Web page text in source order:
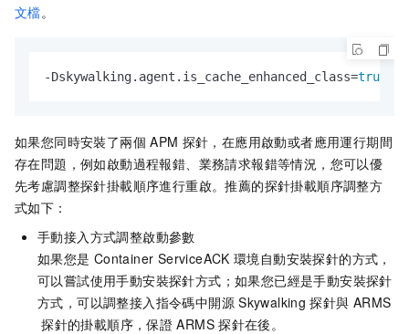
文檔。
-Dskywalking.agent.is_cache_enhanced_class=true
如果您同時安裝了兩個 APM 探針，在應用啟動或者應用運行期間
存在問題，例如啟動過程報錯、業務請求報錯等情況，您可以優
先考慮調整探針掛載順序進行重啟。推薦的探針掛載順序調整方
式如下：
手動接入方式調整啟動參數
如果您是 Container ServiceACK 環境自動安裝探針的方式，
可以嘗試使用手動安裝探針方式；如果您已經是手動安裝探針
方式，可以調整接入指令碼中開源 Skywalking 探針與 ARMS
探針的掛載順序，保證 ARMS 探針在後。